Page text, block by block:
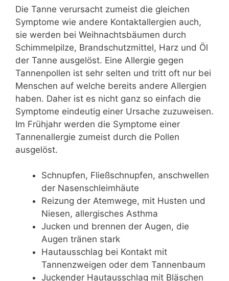
Die Tanne verursacht zumeist die gleichen
Symptome wie andere Kontaktallergien auch,
sie werden bei Weihnachtsbäumen durch
Schimmelpilze, Brandschutzmittel, Harz und Öl
der Tanne ausgelöst. Eine Allergie gegen
Tannenpollen ist sehr selten und tritt oft nur bei
Menschen auf welche bereits andere Allergien
haben. Daher ist es nicht ganz so einfach die
Symptome eindeutig einer Ursache zuzuweisen.
Im Frühjahr werden die Symptome einer
Tannenallergie zumeist durch die Pollen
ausgelöst.
Schnupfen, Fließschnupfen, anschwellen
der Nasenschleimhäute
Reizung der Atemwege, mit Husten und
Niesen, allergisches Asthma
Jucken und brennen der Augen, die
Augen tränen stark
Hautausschlag bei Kontakt mit
Tannenzweigen oder dem Tannenbaum
Juckender Hautausschlag mit Bläschen